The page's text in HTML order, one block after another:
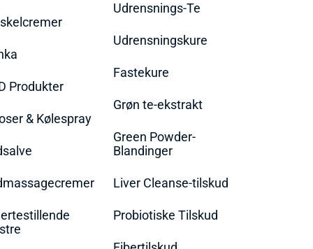
Produkter
& Kølespray
Udrensnings-Te
Udrensningskure
Fastekure
Grøn te-ekstrakt
Green Powder-
Blandinger
Liver Cleanse-tilskud
Probiotiske Tilskud